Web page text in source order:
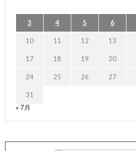
3 4 5 6
10 11 12 13
17 18 19 20
24 25 26 27
31
« 7月